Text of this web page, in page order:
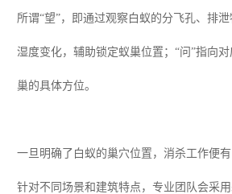
所谓“望”，即通过观察白蚁的分飞孔、排
湿度变化，辅助锁定蚁巢位置；“问”指向
巢的具体方位。
一旦明确了白蚁的巢穴位置，消杀工作便有
针对不同场景和建筑特点，专业团队会采用